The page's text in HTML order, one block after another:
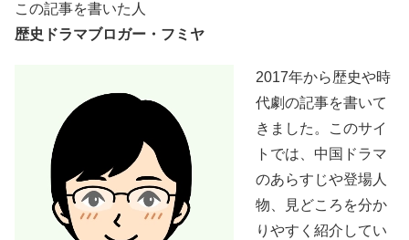
この記事を書いた人
歴史ドラマブロガー・フミヤ
2017年から歴史や時
代劇の記事を書いて
きました。このサイ
トでは、中国ドラマ
のあらすじや登場人
物、見どころを分か
りやすく紹介してい